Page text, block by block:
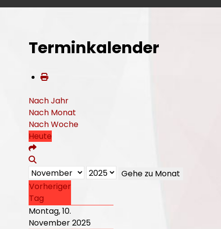
Terminkalender
Nach Jahr
Nach Monat
Nach Woche
Heute
Gehe zu Monat
Vorheriger
Tag
Montag, 10.
November 2025